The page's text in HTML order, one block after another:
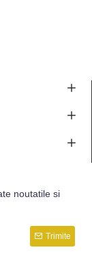
noutatile si
Trimite